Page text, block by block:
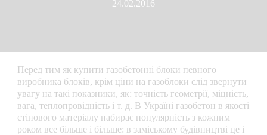
24.02.2016
Перед тим як купити газобетонні блоки певного
виробника блоків, крім ціни на газоблоки слід звернути
увагу на такі показники, як: точність геометрії, міцність,
вага, теплопровідність і т. д. В Україні газобетон в якості
стінового матеріалу набирає популярність з кожним
роком все більше і більше: в заміському будівництві це і